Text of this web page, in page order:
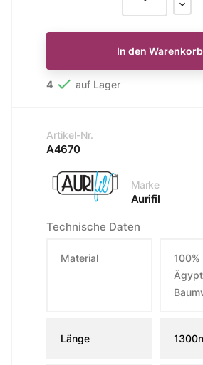
In den Warenkorb
4  auf Lager
Artikel-Nr.
A4670
Marke
Aurifil
Technische Daten
Material
100%
Länge